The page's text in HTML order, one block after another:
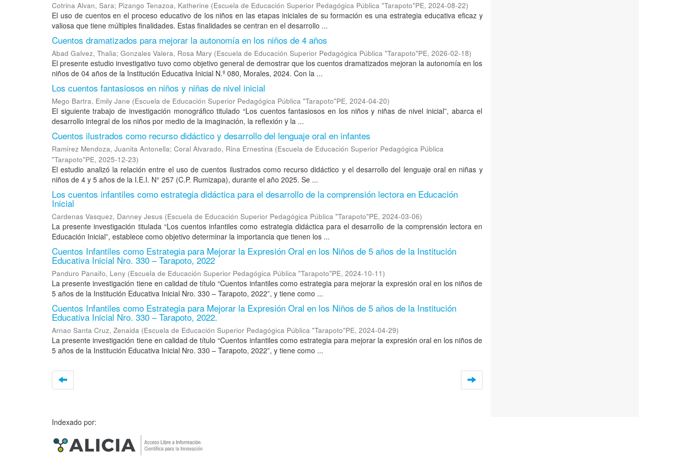
Cotrina Alvan, Sara; Pizango Tenazoa, Katherine (Escuela de Educación Superior Pedagógica Pública "Tarapoto"PE, 2024-08-22)
El uso de cuentos en el proceso educativo de los niños en las etapas iniciales de su formación es una estrategia educativa eficaz y
valiosa que tiene múltiples finalidades. Estas finalidades se centran en el desarrollo ...
Cuentos dramatizados para mejorar la autonomía en los niños de 4 años
Abad Galvez, Thalia; Gonzales Valera, Rosa Mary (Escuela de Educación Superior Pedagógica Pública "Tarapoto"PE, 2026-02-18)
El presente estudio investigativo tuvo como objetivo general de demostrar que los cuentos dramatizados mejoran la autonomía en los
niños de 04 años de la Institución Educativa Inicial N.º 080, Morales, 2024. Con la ...
Los cuentos fantasiosos en niños y niñas de nivel inicial
Mego Bartra, Emily Jane (Escuela de Educación Superior Pedagógica Pública "Tarapoto"PE, 2024-04-20)
El siguiente trabajo de investigación monográfico titulado “Los cuentos fantasiosos en los niños y niñas de nivel inicial”, abarca el
desarrollo integral de los niños por medio de la imaginación, la reflexión y la ...
Cuentos ilustrados como recurso didáctico y desarrollo del lenguaje oral en infantes
Ramírez Mendoza, Juanita Antonella; Coral Alvarado, Rina Ernestina (Escuela de Educación Superior Pedagógica Pública
"Tarapoto"PE, 2025-12-23)
El estudio analizó la relación entre el uso de cuentos ilustrados como recurso didáctico y el desarrollo del lenguaje oral en niñas y
niños de 4 y 5 años de la I.E.I. N° 257 (C.P. Rumizapa), durante el año 2025. Se ...
Los cuentos infantiles como estrategia didáctica para el desarrollo de la comprensión lectora en Educación
Inicial
Cardenas Vasquez, Danney Jesus (Escuela de Educación Superior Pedagógica Pública "Tarapoto"PE, 2024-03-06)
La presente investigación titulada “Los cuentos infantiles como estrategia didáctica para el desarrollo de la comprensión lectora en
Educación Inicial”, establece como objetivo determinar la importancia que tienen los ...
Cuentos Infantiles como Estrategia para Mejorar la Expresión Oral en los Niños de 5 años de la Institución
Educativa Inicial Nro. 330 – Tarapoto, 2022
Panduro Panaifo, Leny (Escuela de Educación Superior Pedagógica Pública "Tarapoto"PE, 2024-10-11)
La presente investigación tiene en calidad de título “Cuentos infantiles como estrategia para mejorar la expresión oral en los niños de
5 años de la Institución Educativa Inicial Nro. 330 – Tarapoto, 2022”, y tiene como ...
Cuentos Infantiles como Estrategia para Mejorar la Expresión Oral en los Niños de 5 años de la Institución
Educativa Inicial Nro. 330 – Tarapoto, 2022.
Arnao Santa Cruz, Zenaida (Escuela de Educación Superior Pedagógica Pública "Tarapoto"PE, 2024-04-29)
La presente investigación tiene en calidad de título “Cuentos infantiles como estrategia para mejorar la expresión oral en los niños de
5 años de la Institución Educativa Inicial Nro. 330 – Tarapoto, 2022”, y tiene como ...
Indexado por: